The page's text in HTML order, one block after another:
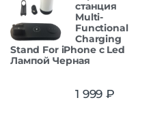
станция
Multi-
Functional
Charging
Stand For iPhone с Led
Лампой Черная
1 999 ₽